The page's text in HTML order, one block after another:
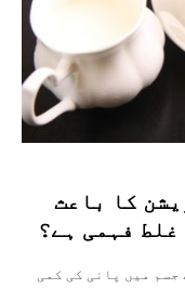
کا باعث
غلط فہمی ہے؟
جسم میں پانی کی کمی